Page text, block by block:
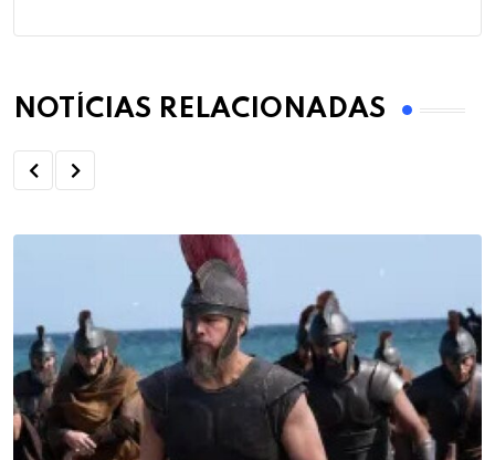
NOTÍCIAS RELACIONADAS